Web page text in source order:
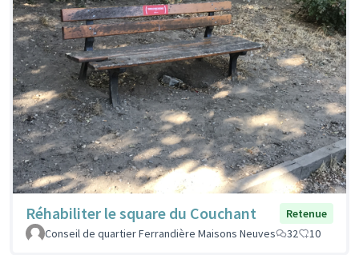
Réhabiliter le square du Couchant
Retenue
Conseil de quartier Ferrandière Maisons Neuves
32 10